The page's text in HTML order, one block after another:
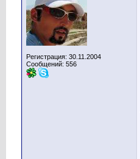
Регистрация: 30.11.2004
Сообщений: 556